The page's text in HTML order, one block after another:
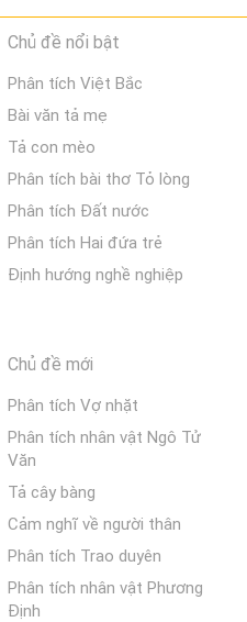
Chủ đề nổi bật
Phân tích Việt Bắc
Bài văn tả mẹ
Tả con mèo
Phân tích bài thơ Tỏ lòng
Phân tích Đất nước
Phân tích Hai đứa trẻ
Định hướng nghề nghiệp
Chủ đề mới
Phân tích Vợ nhặt
Phân tích nhân vật Ngô Tử
Văn
Tả cây bàng
Cảm nghĩ về người thân
Phân tích Trao duyên
Phân tích nhân vật Phương
Định